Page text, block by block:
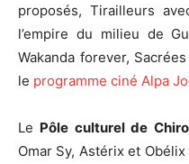
proposés, Tirailleurs
l’empire du milieu de
Wakanda forever,
le programme ciné Alpa
Le Pôle culturel de
Omar Sy, Astérix et